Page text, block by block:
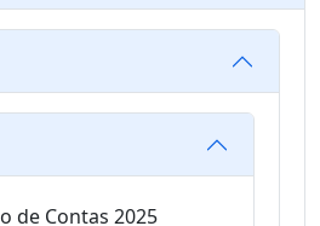
de Contas 2025